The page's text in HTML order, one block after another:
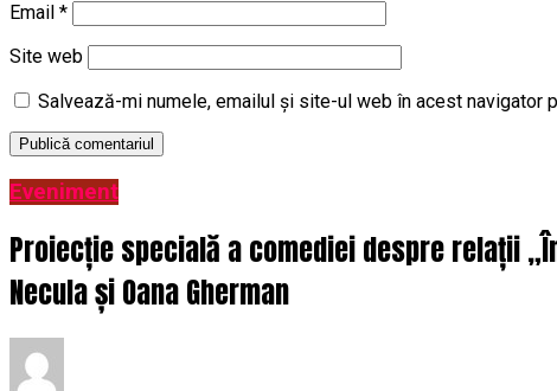
Email *
Site web
Salvează-mi numele, emailul și site-ul web în acest navigator
Eveniment
Proiecție specială a comediei despre relații
Necula și Oana Gherman